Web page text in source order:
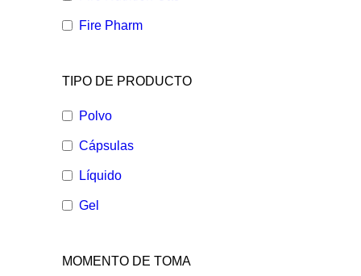
Fire Pharm
TIPO DE PRODUCTO
Polvo
Cápsulas
Líquido
Gel
MOMENTO DE TOMA